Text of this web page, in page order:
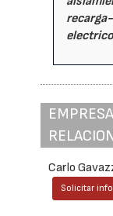
Carlo
Solicitar